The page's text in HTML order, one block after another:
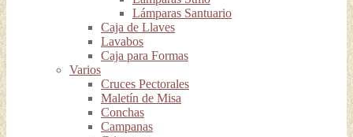
Lámparas Santuario
Caja de Llaves
Lavabos
Caja para Formas
Varios
Cruces Pectorales
Maletín de Misa
Conchas
Campanas